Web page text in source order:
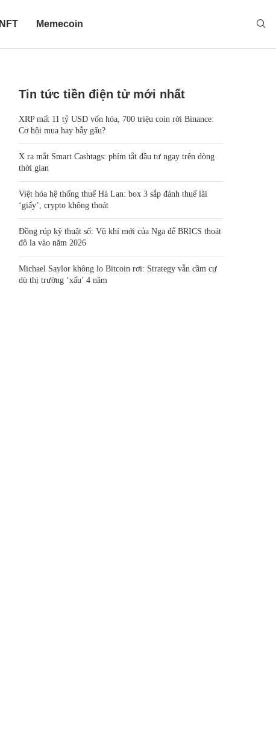
NFT Memecoin
Tin tức tiền điện tử mới nhất
XRP mất 11 tỷ USD vốn hóa, 700 triệu coin rời Binance:
Cơ hội mua hay bẫy gấu?
X ra mắt Smart Cashtags: phím tắt đầu tư ngay trên dòng
thời gian
Việt hóa hệ thống thuế Hà Lan: box 3 sắp đánh thuế lãi
‘giấy’, crypto không thoát
Đồng rúp kỹ thuật số: Vũ khí mới của Nga để BRICS thoát
đô la vào năm 2026
Michael Saylor không lo Bitcoin rơi: Strategy vẫn cầm cự
dù thị trường ‘xấu’ 4 năm